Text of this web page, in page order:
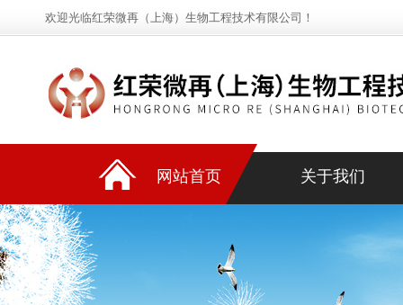
欢迎光临红荣微再（上海）生物工程技术有限公司！
网站首页 关于我们